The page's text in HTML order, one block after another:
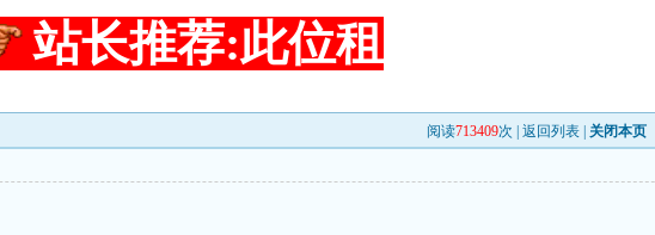
站长推荐:此位租
阅读713409次 |返回列表 关闭本页